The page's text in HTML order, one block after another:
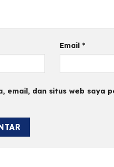
Email *
email, dan situs web saya